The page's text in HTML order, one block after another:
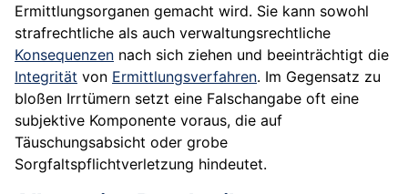
Ermittlungsorganen gemacht wird. Sie kann sowohl
strafrechtliche als auch verwaltungsrechtliche
Konsequenzen nach sich ziehen und beeinträchtigt die
Integrität von Ermittlungsverfahren. Im Gegensatz zu
bloßen Irrtümern setzt eine Falschangabe oft eine
subjektive Komponente voraus, die auf
Täuschungsabsicht oder grobe
Sorgfaltspflichtverletzung hindeutet.